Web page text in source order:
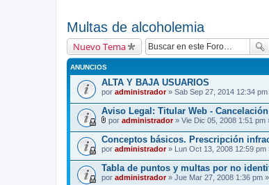
Multas de alcoholemia
Nuevo Tema
ANUNCIOS
ALTA Y BAJA USUARIOS
por administrador» Sab Sep 27, 2014 12:34 pm
Aviso Legal: Titular Web -
A
d
j
u
n
t
o
por administrador» Vie Dic 05, 2008 1:51 pm
Conceptos básicos. Prescripción
por administrador» Lun Oct 13, 2008 12:59 pm
Tabla de puntos y multas por no
por administrador» Jue Mar 27, 2008 1:36 pm